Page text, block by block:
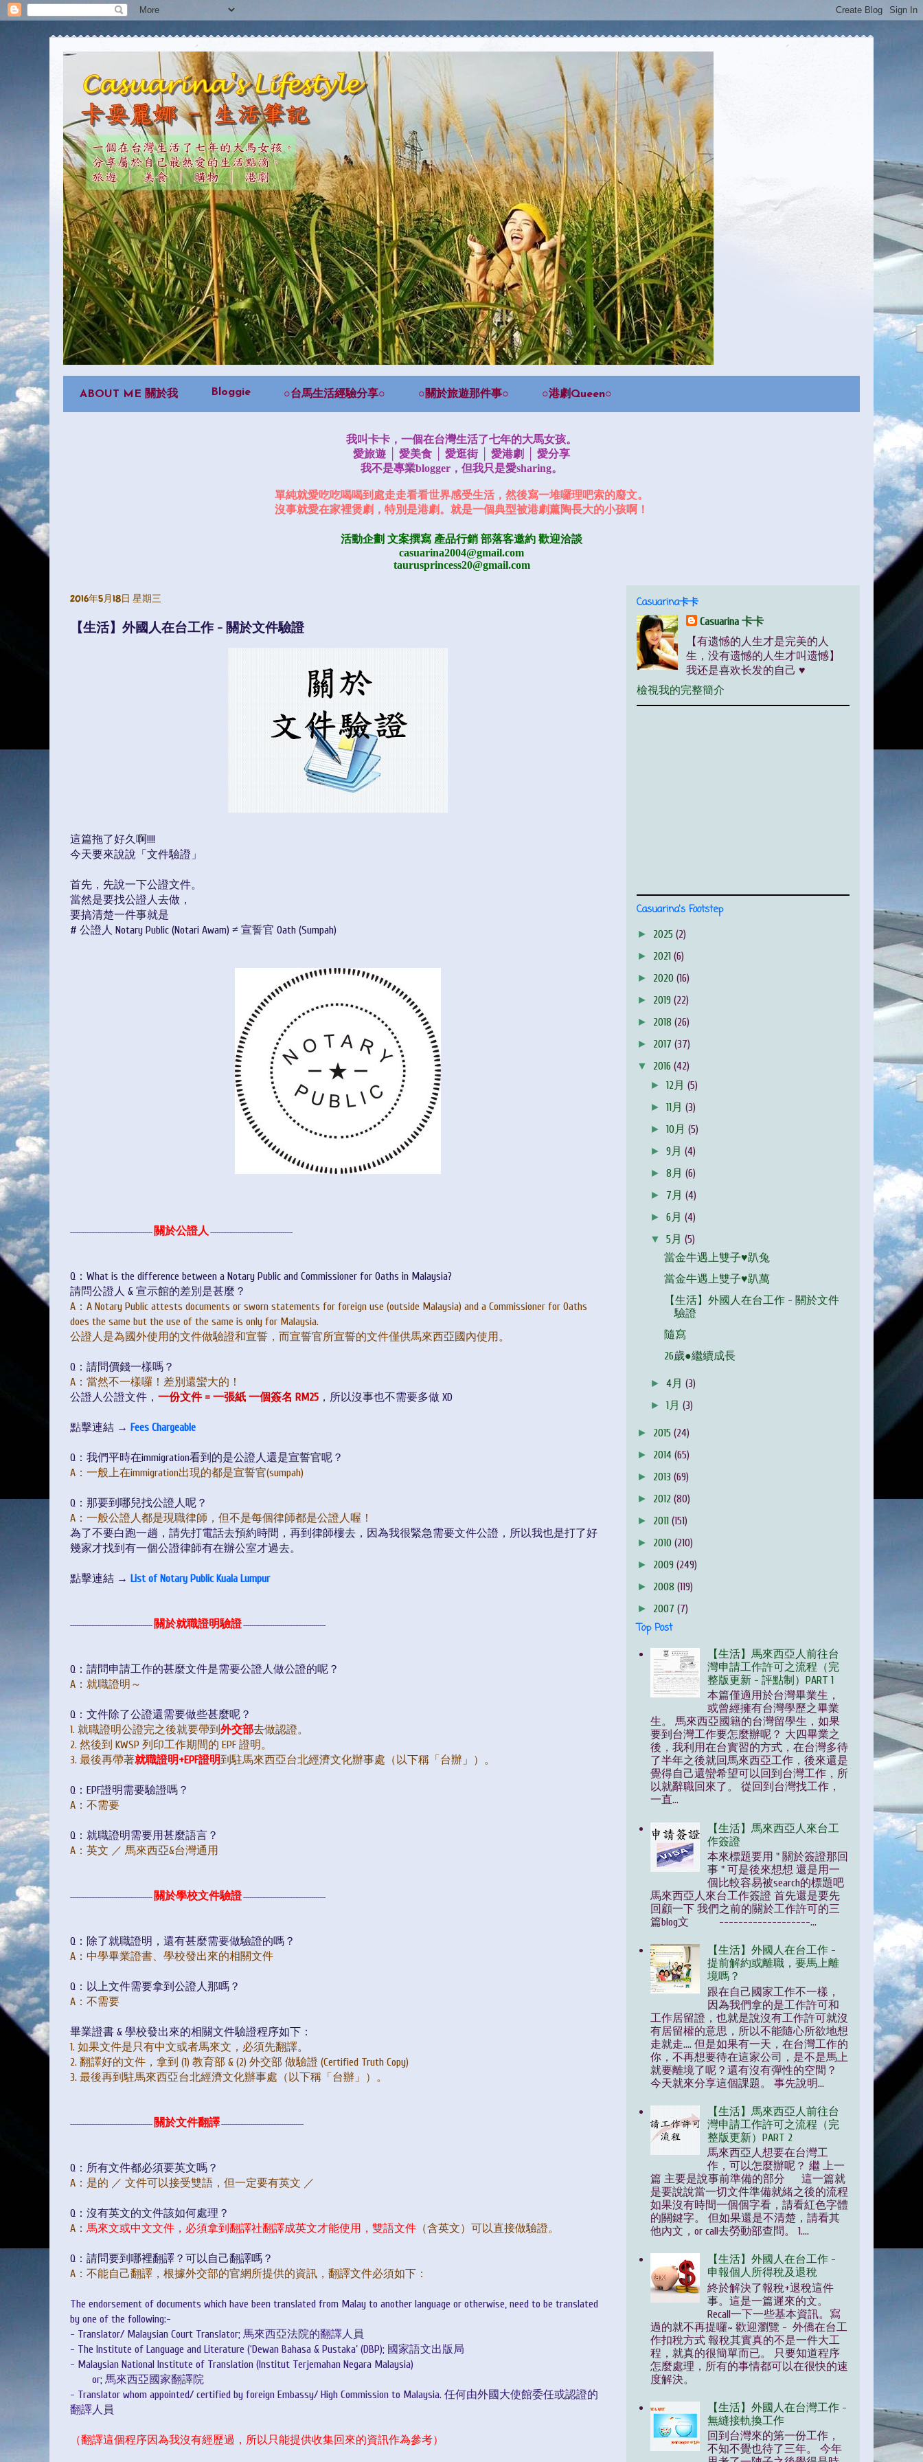
ABOUT ME 關於我 Bloggie ○台馬生活經驗分享○ ○關於旅遊那件事○ ○港劇Queen○
我叫卡卡，一個在台灣生活了七年的大馬女孩。
愛旅遊 │ 愛美食 │ 愛逛街 │ 愛港劇 │ 愛分享
我不是專業blogger，但我只是愛sharing。
單純就愛吃吃喝喝到處走走看看世界感受生活，然後寫一堆囉理吧索的廢文。
沒事就愛在家裡煲劇，特別是港劇。就是一個典型被港劇薰陶長大的小孩啊！
活動企劃 文案撰寫 產品行銷 部落客邀約 歡迎洽談
casuarina2004@gmail.com
taurusprincess20@gmail.com
2016年5月18日 星期三
【生活】外國人在台工作 - 關於文件驗證
這篇拖了好久啊!!!!
今天要來說說「文件驗證」
首先，先說一下公證文件。
當然是要找公證人去做，
要搞清楚一件事就是
# 公證人 Notary Public (Notari Awam) ≠ 宣誓官 Oath (Sumpah)
---------------------------------------- 關於公證人 ----------------------------------------
Q：What is the difference between a Notary Public and Commissioner for Oaths in Malaysia?
請問公證人 & 宣示館的差別是甚麼？
A ：A Notary Public attests documents or sworn statements for foreign use (outside Malaysia) and a Commissioner for Oaths
does the same but the use of the same is only for Malaysia.
公證人是為國外使用的文件做驗證和宣誓，而宣誓官所宣誓的文件僅供馬來西亞國內使用。
Q：請問價錢一樣嗎？
A ：當然不一樣囉！差別還蠻大的！
公證人公證文件， 一份文件 = 一張紙 一個簽名 RM25 ，所以沒事也不需要多做 XD
點擊連結 → Fees Chargeable
Q：我們平時在immigration看到的是公證人還是宣誓官呢？
A ：一般上在immigration出現的都是宣誓官(sumpah)
Q：那要到哪兒找公證人呢？
A ： 一般公證人都是現職律師，但不是每個律師都是公證人喔！
為了不要白跑一趟，請先打電話去預約時間，再到律師樓去，因為我很緊急需要文件公證，所以我也是打了好
幾家才找到有一個公證律師有在辦公室才過去。
點擊連結 → List of Notary Public Kuala Lumpur
---------------------------------------- 關於就職證明驗證----------------------------------------
Q：請問申請工作的甚麼文件是需要公證人做公證的呢？
A ：就職證明～
Q：文件除了公證還需要做些甚麼呢？
1. 就職證明公證完之後就要帶到 外交部去做認證。
2. 然後到 KWSP 列印工作期間的 EPF 證明。
3. 最後再帶著就職證明+EPF證明到駐馬來西亞台北經濟文化辦事處（以下稱「台辦」）。
Q：EPF證明需要驗證嗎？
A ：不需要
Q：就職證明需要用甚麼語言？
A ：英文 ／ 馬來西亞&台灣通用
---------------------------------------- 關於學校文件驗證----------------------------------------
Q：除了就職證明，還有甚麼需要做驗證的嗎？
A ： 中學畢業證書、學校發出來的相關文件
Q：以上文件需要拿到公證人那嗎？
A ：不需要
畢業證書 & 學校發出來的相關文件驗證程序如下：
1. 如果文件是只有中文或者馬來文，必須先翻譯。
2. 翻譯好的文件，拿到 (1) 教育部 & (2) 外交部 做驗證 (Certified Truth Copy)
3. 最後再到駐馬來西亞台北經濟文化辦事處（以下稱「台辦」）。
---------------------------------------- 關於文件翻譯 ----------------------------------------
Q：所有文件都必須要英文嗎？
A：是的 ／ 文件可以接受雙語，但一定要有英文 ／
Q：沒有英文的文件該如何處理？
A： 馬來文或中文文件，必須拿到翻譯社翻譯成英文才能使用，雙語文件 （含英文） 可以直接做驗證。
Q：請問要到哪裡翻譯？可以自己翻譯嗎？
A：不能自己翻譯，根據外交部的官網所提供的資訊，翻譯文件必須如下：
The endorsement of documents which have been translated from Malay to another language or otherwise, need to be translated
by one of the following:-
- Translator/ Malaysian Court Translator; 馬來西亞法院的翻譯人員
- The Institute of Language and Literature (‘Dewan Bahasa & Pustaka’ (DBP); 國家語文出版局
- Malaysian National Institute of Translation (Institut Terjemahan Negara Malaysia)
or; 馬來西亞國家翻譯院
- Translator whom appointed/ certified by foreign Embassy/ High Commission to Malaysia. 任何由外國大使館委任或認證的
翻譯人員
（翻譯這個程序因為我沒有經歷過，所以只能提供收集回來的資訊作為參考）
Casuarina卡卡
Casuarina 卡卡
【有遗憾的人生才是完美的人
生，没有遗憾的人生才叫遗憾】
我还是喜欢长发的自己 ♥
檢視我的完整簡介
Casuarina's Footstep
► 2025 (2)
► 2021 (6)
► 2020 (16)
► 2019 (22)
► 2018 (26)
► 2017 (37)
▼ 2016 (42)
►12月(5)
►11月(3)
►10月(5)
►9月(4)
►8月(6)
► 7月(4)
►6月(4)
▼5月(5)
當金牛遇上雙子♥趴兔
當金牛遇上雙子♥趴萬
【生活】外國人在台工作 - 關於文件
驗證
隨寫
26歲●繼續成長
►4月(3)
►1月(3)
► 2015 (24)
► 2014 (65)
► 2013 (69)
► 2012 (80)
► 2011 (151)
► 2010 (210)
► 2009 (249)
► 2008 (119)
► 2007 (7)
Top Post
【生活】馬來西亞人前往台
灣申請工作許可之流程（完
整版更新 - 評點制）PART 1
本篇僅適用於台灣畢業生，
或曾經擁有台灣學歷之畢業
生。 馬來西亞國籍的台灣留學生，如果
要到台灣工作要怎麼辦呢？ 大四畢業之
後，我利用在台實習的方式，在台灣多待
了半年之後就回馬來西亞工作，後來還是
覺得自己還蠻希望可以回到台灣工作，所
以就辭職回來了。 從回到台灣找工作，
一直...
【生活】馬來西亞人來台工
作簽證
本來標題要用 " 關於簽證那回
事 " 可是後來想想 還是用一
個比較容易被search的標題吧
馬來西亞人來台工作簽證 首先還是要先
回顧一下 我們之前的關於工作許可的三
篇blog文 -------------------...
【生活】外國人在台工作 -
提前解約或離職，要馬上離
境嗎？
跟在自己國家工作不一樣，
因為我們拿的是工作許可和
工作居留證，也就是說沒有工作許可就沒
有居留權的意思，所以不能隨心所欲地想
走就走.... 但是如果有一天，在台灣工作的
你，不再想要待在這家公司，是不是馬上
就要離境了呢？還有沒有彈性的空間？
今天就來分享這個課題。 事先說明...
【生活】馬來西亞人前往台
灣申請工作許可之流程（完
整版更新）PART 2
馬來西亞人想要在台灣工
作，可以怎麼辦呢？ 繼 上一
篇 主要是說事前準備的部分 這一篇就
是要說說當一切文件準備就緒之後的流程
如果沒有時間一個個字看，請看紅色字體
的關鍵字。 但如果還是不清楚，請看其
他內文，or call去勞動部查問。 1....
【生活】外國人在台工作 -
申報個人所得稅及退稅
終於解決了報稅+退稅這件
事。這是一篇遲來的文。
Recall一下一些基本資訊。寫
過的就不再提囉~ 歡迎瀏覽 - 外僑在台工
作扣稅方式 報稅其實真的不是一件大工
程，就真的很簡單而已。 只要知道程序
怎麼處理，所有的事情都可以在很快的速
度解決。
【生活】外國人在台灣工作 -
無縫接軌換工作
回到台灣來的第一份工作，
不知不覺也待了三年。 今年